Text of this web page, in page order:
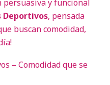
persuasiva y funcional
Deportivos, pensada
buscan comodidad,
– Comodidad que se